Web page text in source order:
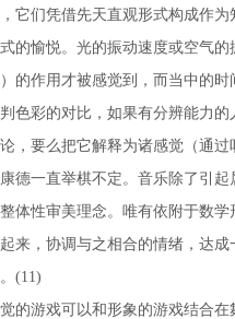
它们凭借先天直观形式构成作为
的愉悦。光的振动速度或空气的
的作用才被感觉到，而当中的时
色彩的对比，如果有分辨能力的
，要么把它解释为诸感觉（通过
德一直举棋不定。音乐除了引起
体性审美理念。唯有依附于数学
来，协调与之相合的情绪，达成
(11)
游戏可以和形象的游戏结合在